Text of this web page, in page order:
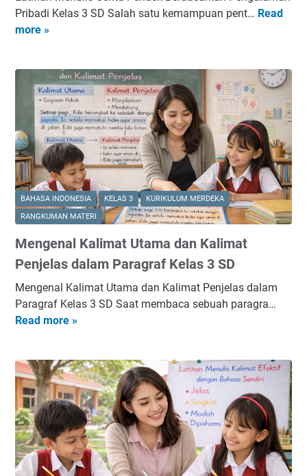
m
i
k
K
a
s
3
A
e
s
e
b
2
K
a
l
i
m
Pribadi Kelas 3 SD Salah satu kemampuan pent… Read
more »
L
h
a
n
M
e
n
u
l
i
s
C
e
i
t
a
e
n
e
k
B
e
BAHASA INDONESIA KELAS 3
KURIKULUM MERDEKA
RANGKUMAN MATERI
Mengenal Kalimat Utama dan Kalimat
Penjelas dalam Paragraf Kelas 3 SD
Mengenal Kalimat Utama dan Kalimat Penjelas dalam
Paragraf Kelas 3 SD Saat membaca sebuah paragra…
Read more »
g
e
n
a
l
K
a